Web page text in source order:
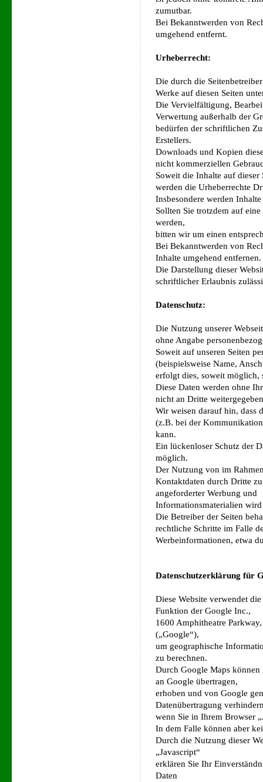
zumutbar.
Bei Bekanntwerden von
umgehend entfernt.
Urheberrecht:
Die durch die
Werke auf diesen Seiten
Die Vervielfältigung,
Verwertung außerhalb der
bedürfen der schriftlichen
Erstellers.
Downloads und Kopien
nicht kommerziellen
Soweit die Inhalte auf
werden die Urheberrechte
Insbesondere werden
Sollten Sie trotzdem auf
werden,
bitten wir um einen
Bei Bekanntwerden von
Inhalte umgehend entfernen.
Die Darstellung dieser
schriftlicher Erlaubnis
Datenschutz:
Die Nutzung unserer
ohne Angabe
Soweit auf unseren Seiten
(beispielsweise Name,
erfolgt dies, soweit möglich,
Diese Daten werden ohne
nicht an Dritte
Wir weisen darauf hin, dass
(z.B. bei der
kann.
Ein lückenloser Schutz der
möglich.
Der Nutzung von im
Kontaktdaten durch Dritte
angeforderter Werbung und
Informationsmaterialien
Die Betreiber der Seiten
rechtliche Schritte im Falle
Werbeinformationen, etwa
Datenschutzerklärung für
Diese Website verwendet
Funktion der Google Inc.,
1600 Amphitheatre
(„Google“),
um geographische
zu berechnen.
Durch Google Maps können
an Google übertragen,
erhoben und von Google
Datenübertragung
wenn Sie in Ihrem Browser
In dem Falle können aber
Durch die Nutzung dieser
„Javascript“
erklären Sie Ihr
Daten